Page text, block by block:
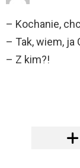
– Kochanie,
– Tak, wiem, ja
– Z kim?!